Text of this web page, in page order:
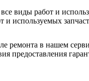
виды работ и
и используемых
ремонта в нашем
предоставления